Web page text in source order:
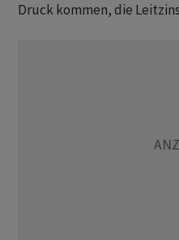
Druck kommen, die